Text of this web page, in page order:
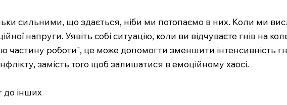
сильними, що здається, ніби ми потопаємо в них. Коли ми
напруги. Уявіть собі ситуацію, коли ви відчуваєте гнів на
частину роботи", це може допомогти зменшити інтенсивність
замість того щоб залишатися в емоційному хаосі.
до інших